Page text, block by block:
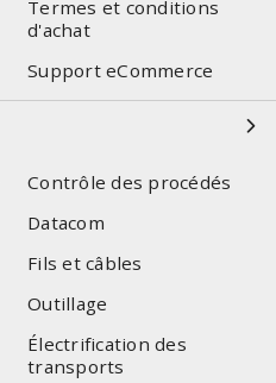
Termes et conditions
d'achat
Support eCommerce
Contrôle des procédés
Datacom
Fils et câbles
Outillage
Électrification des
transports